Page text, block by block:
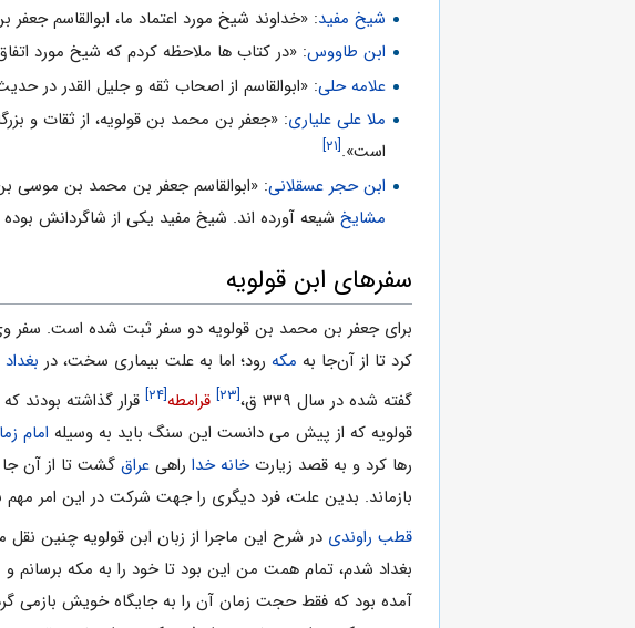
شیخ مفید: «خداوند شیخ مورد اعتماد ما، ابوالقاسم
ابن طاووس: «در کتاب ها ملاحظه کردم که شیخ مورد
علامه حلى: «ابوالقاسم از اصحاب ثقه و جلیل القدر در
ملا على علیارى: «جعفر بن محمد بن قولویه، از ثقات و
است».[۲۱]
ابن حجر عسقلانى: «ابوالقاسم جعفر بن محمد بن موسى
مشایخشیعه آورده اند. شیخ مفید یکى از شاگردانش
سفرهاى ابن قولویه
براى جعفر بن محمد بن قولویه دو سفر ثبت شده است. سفر
کرد تا از آن‌جا به مکه رود؛ اما به علت بیمارى سخت، در بغداد
گفته شده در سال ۳۳۹ ق،
[۲۳] قرامطه[۲۴] قرار گذاشته بودند که
قولویه که از پیش مى دانست این سنگ باید به وسیله امام
رها کرد و به قصد زیارتخانه خدا راهى عراق گشت تا از آن جا
بازماند. بدین علت، فرد دیگرى را جهت شرکت در این امر مهم
قطب راوندى
بغداد شدم، تمام همت من این بود تا خود را به مکه برسانم
آمده بود که فقط حجت زمان آن را به جایگاه خویش بازمى